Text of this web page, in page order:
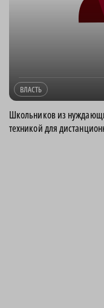
ВЛАСТЬ
Школьников из
техникой для